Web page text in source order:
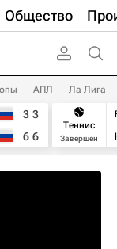
Общество
АПЛ Ла Лига
3 3
6 6
Теннис
Завершен